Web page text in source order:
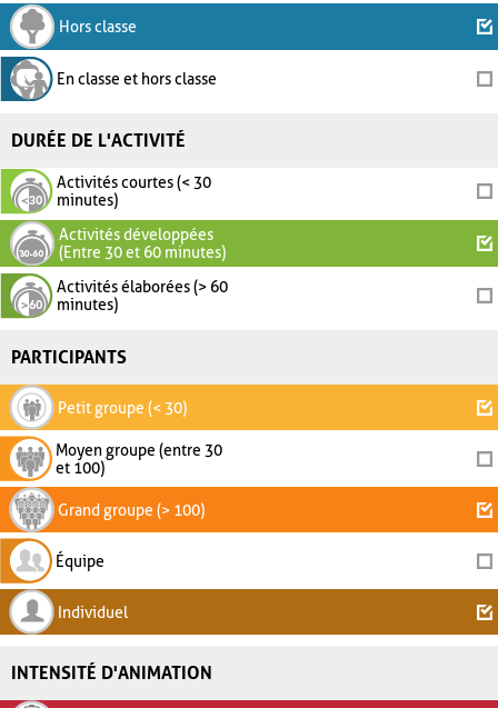
Hors classe
En classe et hors classe
DURÉE DE L'ACTIVITÉ
Activités courtes (< 30
minutes)
Activités développées
(Entre 30 et 60 minutes)
Activités élaborées (> 60
minutes)
PARTICIPANTS
Petit groupe (< 30)
Moyen groupe (entre 30
et 100)
Grand groupe (> 100)
Équipe
Individuel
INTENSITÉ D'ANIMATION